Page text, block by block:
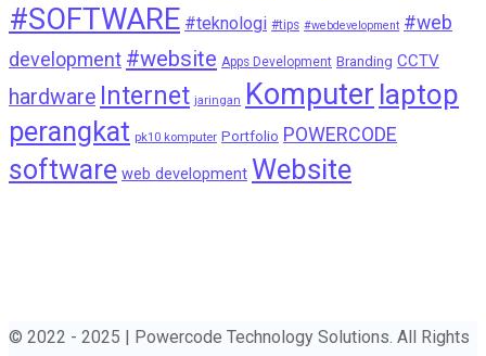
#SOFTWARE #teknologi #tips #webdevelopment #web
development #website Apps Development Branding CCTV
hardware Internet jaringan Komputer laptop
perangkat pk10 komputer Portfolio POWERCODE
software web development Website
© 2022 - 2025 | Powercode Technology Solutions. All Rights